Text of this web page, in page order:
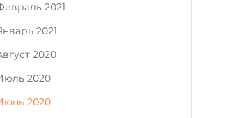
2021
2021
2020
2020
2020